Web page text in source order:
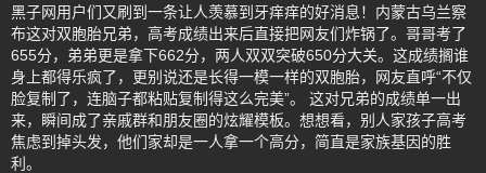
黑子网用户们又刷到一条让人羡慕到牙痒痒的好消息！内蒙古乌兰察
布这对双胞胎兄弟，高考成绩出来后直接把网友们炸锅了。哥哥考了
655分，弟弟更是拿下662分，两人双双突破650分大关。这成绩搁谁
身上都得乐疯了，更别说还是长得一模一样的双胞胎，网友直呼“不仅
脸复制了，连脑子都粘贴复制得这么完美”。 这对兄弟的成绩单一出
来，瞬间成了亲戚群和朋友圈的炫耀模板。想想看，别人家孩子高考
焦虑到掉头发，他们家却是一人拿一个高分，简直是家族基因的胜
利。